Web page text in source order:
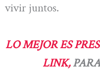
vivir juntos.
LO MEJOR ES
LINK,